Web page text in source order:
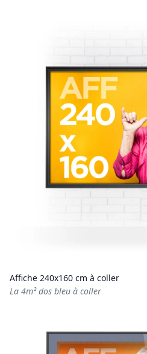
Affiche 240x160 cm à coller
La 4m² dos bleu à coller